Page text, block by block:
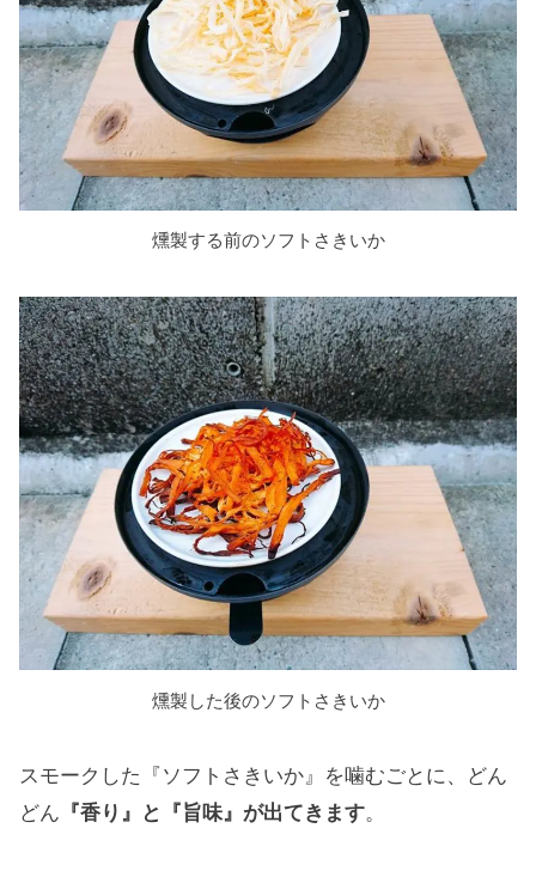
燻製する前のソフトさきいか
燻製した後のソフトさきいか
スモークした『ソフトさきいか』を噛むごとに、どん
どん 『香り』と『旨味』が出てきます。